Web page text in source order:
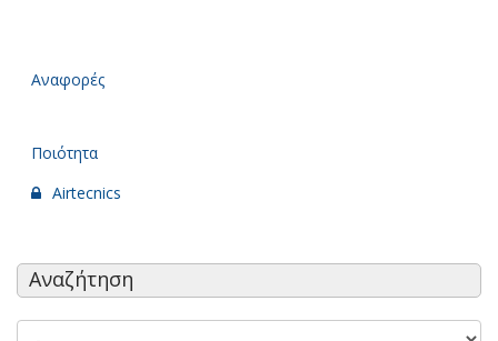
Αναφορές
Ποιότητα
Airtecnics
Αναζήτηση